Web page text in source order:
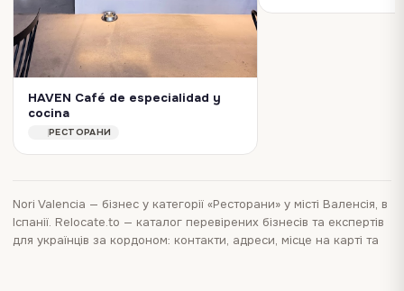
HAVEN Café de especialidad y
cocina
РЕСТОРАНИ
Nori Valencia — бізнес у категорії «Ресторани» у місті Валенсія, в
Іспанії. Relocate.to — каталог перевірених бізнесів та експертів
для українців за кордоном: контакти, адреси, місце на карті та